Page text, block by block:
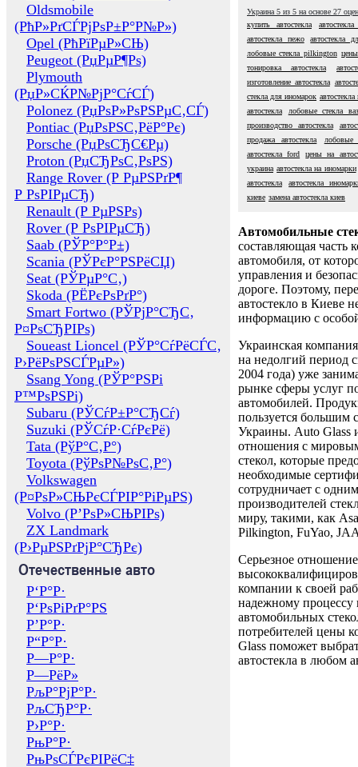
Oldsmobile
(РћР»РґСЃРјРѕР±Р°Р№Р»)
Opel (РћРїРµР»СЊ)
Peugeot (РџРµР¶Рѕ)
Plymouth
(РџР»СЌР№РјР°СѓСЃ)
Polonez (РџРѕР»РѕРЅРµС‚СЃ)
Pontiac (РџРѕРЅС‚РёР°Рє)
Porsche (РџРѕСЂС€Рµ)
Proton (РџСЂРѕС‚РѕРЅ)
Range Rover (Р РµРЅРґР¶
Р РѕРІРµСЂ)
Renault (Р РµРЅРѕ)
Rover (Р РѕРІРµСЂ)
Saab (РЎР°Р°Р±)
Scania (РЎРєР°РЅРёСЏ)
Seat (РЎРµР°С‚)
Skoda (РЁРєРѕРґР°)
Smart Fortwo (РЎРјР°СЂС‚
Р¤РѕСЂРІРѕ)
Soueast Lioncel (РЎР°СѓРёСЃС‚
Р›РёРѕРЅСЃРµР»)
Ssang Yong (РЎР°РЅРі
Р™РѕРЅРі)
Subaru (РЎСѓР±Р°СЂСѓ)
Suzuki (РЎСѓР·СѓРєРё)
Tata (РўР°С‚Р°)
Toyota (РўРѕР№РѕС‚Р°)
Volkswagen
(Р¤РѕР»СЊРєСЃРІР°РіРµРЅ)
Volvo (Р’РѕР»СЊРІРѕ)
ZX Landmark
(Р›РµРЅРґРјР°СЂРє)
Отечественные авто
Р‘Р°Р·
Р‘РѕРіРґР°РЅ
Р’Р°Р·
Р“Р°Р·
Р—Р°Р·
Р—РёР»
РљР°РјР°Р·
РљСЂР°Р·
Р›Р°Р·
РњР°Р·
РњРѕСЃРєРІРёС‡
Украина 5 из 5 на основе 27
купить автостекла
автостекла пежо
автостекла
лобовые стекла pilkington
тонировка автостекла
изготовление автостекла
стекла для иномарок
автостекла
лобовые стекла
производство автостекла
продажа автостекла
лобовые
автостекла ford
цены на
украина автостекла на иномарки
автостекла
автостекла
киеве замена автостекла киев
Автомобильные
составляющая часть
автомобиля, от
управления и
дороге. Поэтому,
автостекло в Киеве
информацию с
Украинская
на недолгий период
2004 года) уже
рынке сферы услуг
автомобилей.
пользуется большим
Украины. Auto Glass
отношения с
стекол, которые
необходимые
сотрудничает с
производителей
миру, такими, как
Pilkington, FuYao,
Серьезное отношение
компании к своей
надежному процессу
автомобильных
потребителей цены
Glass поможет
автостекла в любом